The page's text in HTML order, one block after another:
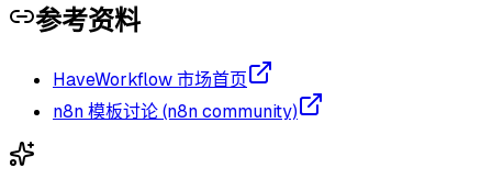
参考资料
HaveWorkflow 市场首页
n8n 模板讨论 (n8n community)